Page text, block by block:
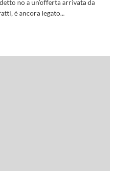
no a un’offerta arrivata da
è ancora legato...